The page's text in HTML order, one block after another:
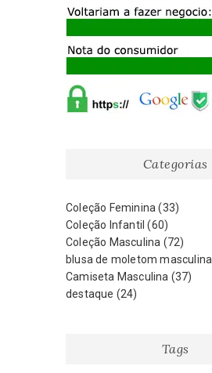
Categorias
Coleção Feminina (33)
Coleção Infantil (60)
Coleção Masculina (72)
blusa de moletom masculina
Camiseta Masculina (37)
destaque (24)
Tags